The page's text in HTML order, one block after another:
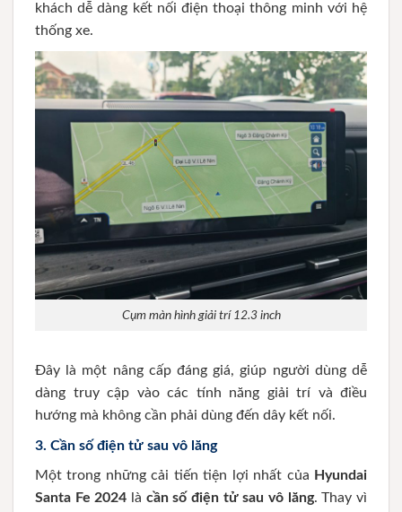
khách dễ dàng kết nối điện thoại thông minh với hệ
thống xe.
Cụm màn hình giải trí 12.3 inch
Đây là một nâng cấp đáng giá, giúp người dùng dễ
dàng truy cập vào các tính năng giải trí và điều
hướng mà không cần phải dùng đến dây kết nối.
3. Cần số điện tử sau vô lăng
Một trong những cải tiến tiện lợi nhất của Hyundai
Santa Fe 2024 là cần số điện tử sau vô lăng. Thay vì